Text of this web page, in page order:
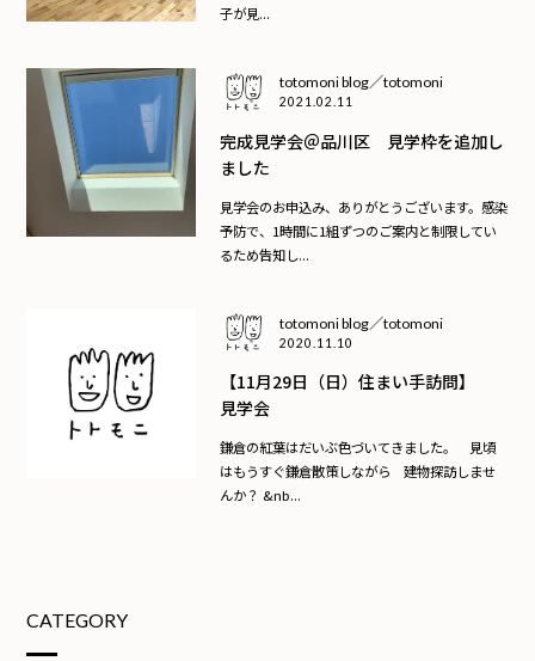
子が見...
totomoni blog／totomoni
2021.02.11
完成見学会＠品川区 見学枠を追加し
ました
見学会のお申込み、ありがとうございます。感染
予防で、1時間に1組ずつのご案内と制限してい
るため告知し...
totomoni blog／totomoni
2020.11.10
【11月29日（日）住まい手訪問】
見学会
鎌倉の紅葉はだいぶ色づいてきました。 見頃
はもうすぐ鎌倉散策しながら 建物探訪しませ
んか？ &nb...
CATEGORY